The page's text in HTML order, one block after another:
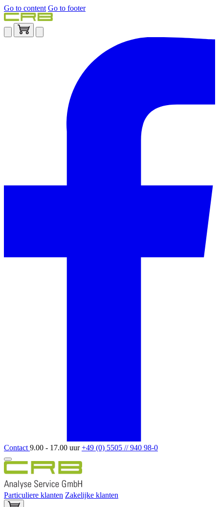
Go to content Go to footer
Contact 9.00 - 17.00 uur+49 (0) 5505 // 940 98-0
Particuliere klanten Zakelijke klanten